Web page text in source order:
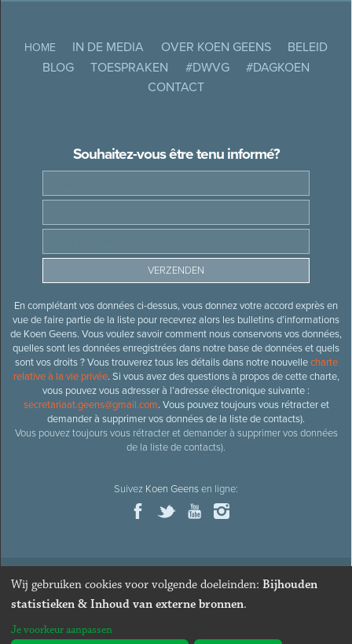
HOME IN DE MEDIA OVER KOEN GEENS
BELEID
BLOG
TOESPRAKEN #DWVG
#DAGKOEN
CONTACT
Souhaitez-vous être tenu informé?
En complétant vos données ci-dessus, vous donnez votre accord exprès en
vue de faire partie de la liste pour recevrez alors les bulletins d’informations
de Koen Geens. Vous voulez savoir comment nous conservons vos données,
quelles sont les données enregistrées dans notre base de données et quels
sont vos droits ? Vous trouverez tous les détails dans notre nouvellecharte
relative à la vie privée. Si vous avez des questions à propos de cette charte,
vous pouvez vous adresser à l’adresse électronique suivante :
secretariaat.geens@gmail.com. Vous pouvez toujours vous rétracter et
demander à supprimer vos données de la liste de contacts).
Vous pouvez toujours vous rétracter et demander à supprimer vos données
de la liste de contacts).
Suivez Koen Geensen ligne:
© 2026Ancien ministre et député honoraire
Webdesign & développement par Zenjoy de Louvain
Wij gebruiken cookies voor volgende doeleinden: Bijhouden
statistieken & Inhoud van externe bronnen.
Je voorkeur aanpassen